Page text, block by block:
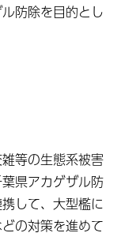
防除を目的とし
等の生態系被害
県アカゲザル防
して、大型檻に
の対策を進めて